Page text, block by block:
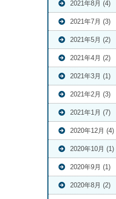
2021年8月 (4)
2021年7月 (3)
2021年5月 (2)
2021年4月 (2)
2021年3月 (1)
2021年2月 (3)
2021年1月 (7)
2020年12月 (4)
2020年10月 (1)
2020年9月 (1)
2020年8月 (2)